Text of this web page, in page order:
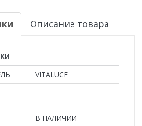
Описание товара
VITALUCE
В НАЛИЧИИ